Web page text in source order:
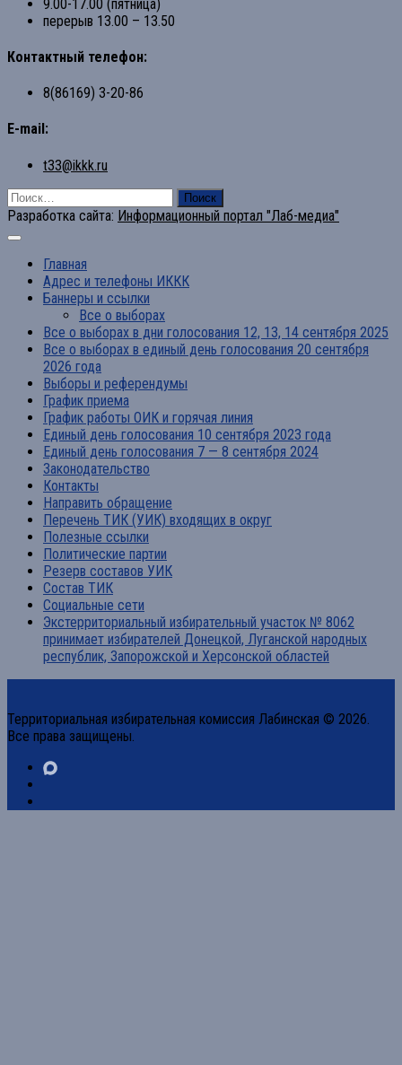
9.00-17.00 (пятница)
перерыв 13.00 – 13.50
Контактный телефон:
8(86169) 3-20-86
E-mail:
t33@ikkk.ru
Найти:
Разработка сайта: Информационный портал "Лаб-медиа"
Главная
Адрес и телефоны ИККК
Баннеры и ссылки
Все о выборах
Все о выборах в дни голосования 12, 13, 14 сентября 2025
Все о выборах в единый день голосования 20 сентября
2026 года
Выборы и референдумы
График приема
График работы ОИК и горячая линия
Единый день голосования 10 сентября 2023 года
Единый день голосования 7 — 8 сентября 2024
Законодательство
Контакты
Направить обращение
Перечень ТИК (УИК) входящих в округ
Полезные ссылки
Политические партии
Резерв составов УИК
Состав ТИК
Социальные сети
Экстерриториальный избирательный участок № 8062
принимает избирателей Донецкой, Луганской народных
республик, Запорожской и Херсонской областей
Территориальная избирательная комиссия Лабинская © 2026.
Все права защищены.